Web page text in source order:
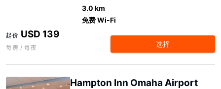
3.0 km
免费 Wi-Fi
起价 USD 139
每房 / 每夜 选择
Hampton Inn Omaha Airport